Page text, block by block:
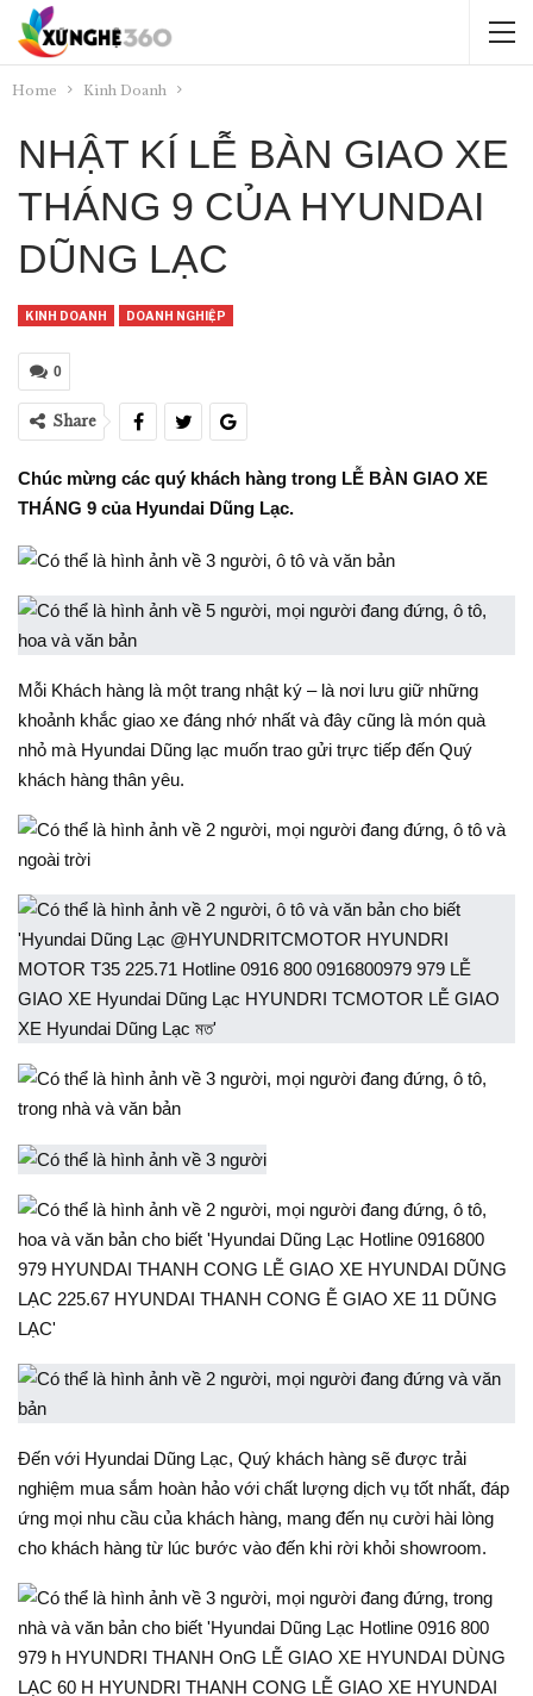
Home Kinh Doanh
NHẬT KÍ LỄ BÀN GIAO XE
THÁNG 9 CỦA HYUNDAI
DŨNG LẠC
KINH DOANH DOANH NGHIỆP
0
Share
Chúc mừng các quý khách hàng trong LỄ BÀN GIAO XE
THÁNG 9 của Hyundai Dũng Lạc.
Mỗi Khách hàng là một trang nhật ký – là nơi lưu giữ những
khoảnh khắc giao xe đáng nhớ nhất và đây cũng là món quà
nhỏ mà Hyundai Dũng lạc muốn trao gửi trực tiếp đến Quý
khách hàng thân yêu.
Đến với Hyundai Dũng Lạc, Quý khách hàng sẽ được trải
nghiệm mua sắm hoàn hảo với chất lượng dịch vụ tốt nhất, đáp
ứng mọi nhu cầu của khách hàng, mang đến nụ cười hài lòng
cho khách hàng từ lúc bước vào đến khi rời khỏi showroom.